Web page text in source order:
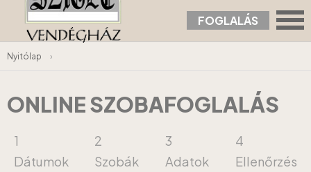
FOGLALÁS
Nyitólap ›
ONLINE SZOBAFOGLALÁS
1
Dátumok
2
Szobák
3
Adatok
4
Ellenőrzés